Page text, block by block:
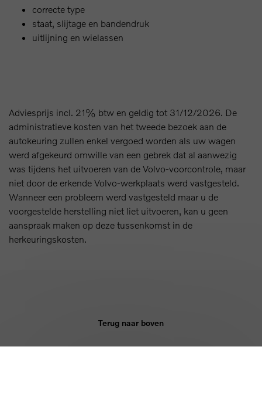
correcte type
staat, slijtage en bandendruk
uitlijning en wielassen
Adviesprijs incl. 21% btw en geldig tot 31/12/2026. De
administratieve kosten van het tweede bezoek aan de
autokeuring zullen enkel vergoed worden als uw wagen
werd afgekeurd omwille van een gebrek dat al aanwezig
was tijdens het uitvoeren van de Volvo-voorcontrole, maar
niet door de erkende Volvo-werkplaats werd vastgesteld.
Wanneer een probleem werd vastgesteld maar u de
voorgestelde herstelling niet liet uitvoeren, kan u geen
aanspraak maken op deze tussenkomst in de
herkeuringskosten.
Terug naar boven